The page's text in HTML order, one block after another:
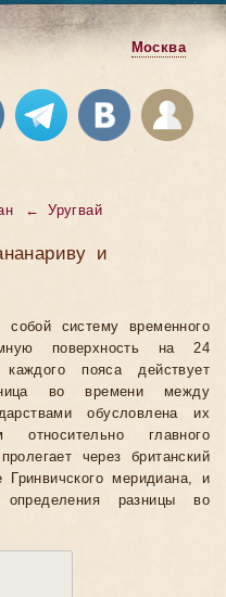
Москва
←Уругвай
и
систему временного
поверхность на 24
пояса действует
во времени между
обусловлена их
относительно главного
через британский
Гринвичского меридиана, и
разницы во